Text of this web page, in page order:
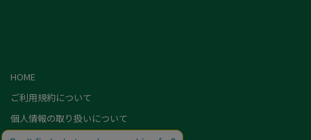
HOME
ご利用規約について
個人情報の取り扱いについて